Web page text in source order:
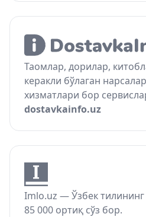
Таомлар, дорилар,
керакли бўлаган
хизматлари бор
dostavkainfo.uz
Imlo.uz — Ўзбек тилининг
85 000 ортиқ сўз бор.